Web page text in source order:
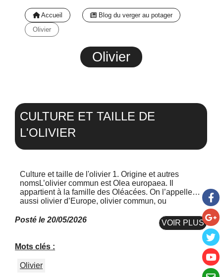
Accueil
Blog du verger au potager
Olivier
Olivier
CULTURE ET TAILLE DE
L'OLIVIER
Culture et taille de l'olivier 1. Origine et autres
nomsL’olivier commun est Olea europaea. Il
appartient à la famille des Oléacées. On l’appelle
aussi olivier d’Europe, olivier commun, ou
Posté le 20/05/2026
VOIR PLUS
Mots clés :
Olivier